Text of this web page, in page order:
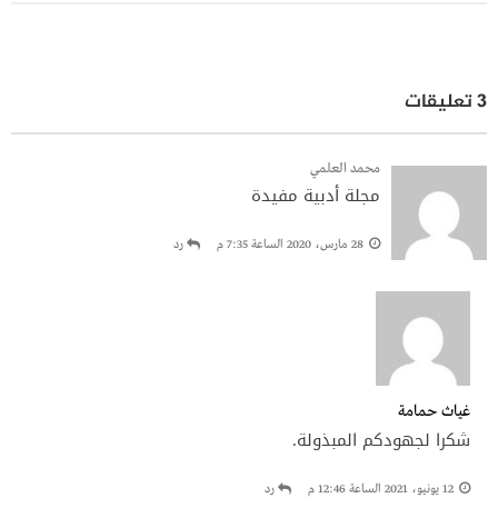
3 تعليقات
محمد العلمي
مجلة أدبية مفيدة
28 مارس، 2020 الساعة 7:35 م رد
غياث حمامة
شكرا لجهودكم المبذولة.
12 يونيو، 2021 الساعة 12:46 م رد